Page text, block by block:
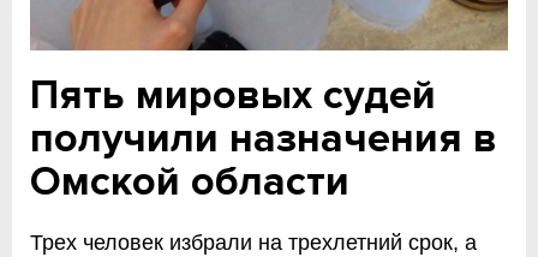
Пять мировых судей
получили назначения в
Омской области
Трех человек избрали на трехлетний срок, а